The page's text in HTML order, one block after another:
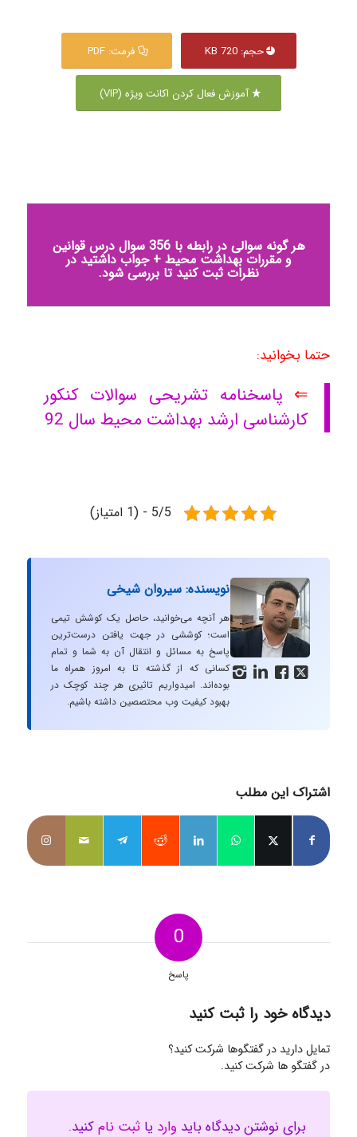
حجم: 720 KB فرمت: PDF
آموزش فعال کردن اکانت ویژه (VIP)
هر گونه سوالی در رابطه با 356 سوال درس قوانین
و مقررات بهداشت محیط + جواب داشتید در
نظرات ثبت کنید تا بررسی شود.
حتما بخوانید:
⇐ پاسخنامه تشریحی سوالات کنکور
کارشناسی ارشد بهداشت محیط سال 92
5/5 - (1 امتیاز)
   
نویسنده: سیروان شیخی
هر آنچه می‌خوانید، حاصل یک کوشش تیمی
است؛ کوششی در جهت یافتن درست‌ترین
پاسخ به مسائل و انتقال آن به شما و تمام
کسانی که از گذشته تا به امروز همراه ما
بوده‌اند. امیدواریم تاثیری هر چند کوچک در
بهبود کیفیت وب محتصصین داشته باشیم.
اشتراک این مطلب
0
پاسخ
دیدگاه خود را ثبت کنید
تمایل دارید در گفتگوها شرکت کنید؟
در گفتگو ها شرکت کنید.
برای نوشتن دیدگاه باید وارد یا ثبت نامکنید.